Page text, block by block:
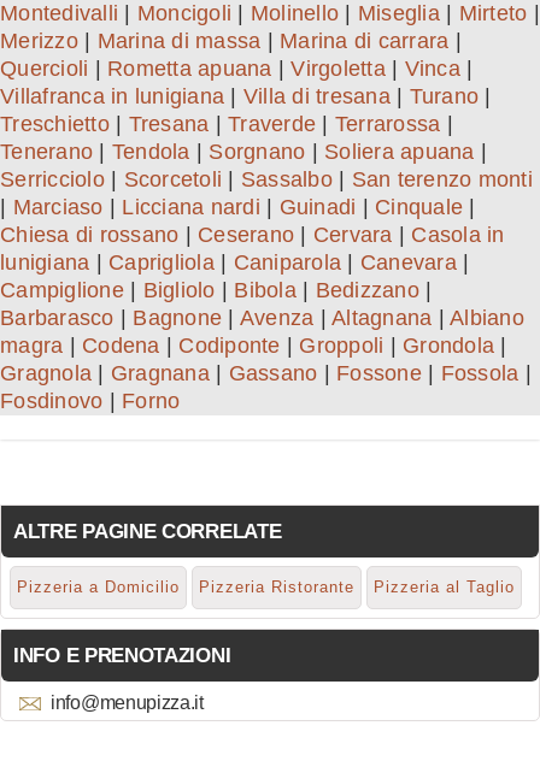
Montedivalli
Moncigoli Molinello Miseglia| Mirteto
Merizzo| Marina di massa Marina di carrara
Quercioli
Rometta apuana |Virgoletta| Vinca|
Villafranca in lunigiana
Villa di tresana| Turano
Treschietto| Tresana Traverde Terrarossa
Tenerano
Tendola Sorgnano Soliera apuana
Serricciolo| Scorcetoli Sassalbo| San terenzo monti
Marciaso Licciana nardi Guinadi Cinquale
Chiesa di rossano
Ceserano Cervara
Casola in
lunigiana
Caprigliola| Caniparola Canevara|
Campiglione| Bigliolo Bibola| Bedizzano|
Barbarasco
Bagnone Avenza Altagnana
Albiano
magra
Codena Codiponte Groppoli Grondola
Gragnola
Gragnana| Gassano Fossone| Fossola
Fosdinovo
Forno
ALTRE PAGINE CORRELATE
Pizzeria a Domicilio Pizzeria Ristorante Pizzeria al Taglio
INFO E PRENOTAZIONI
info@menupizza.it